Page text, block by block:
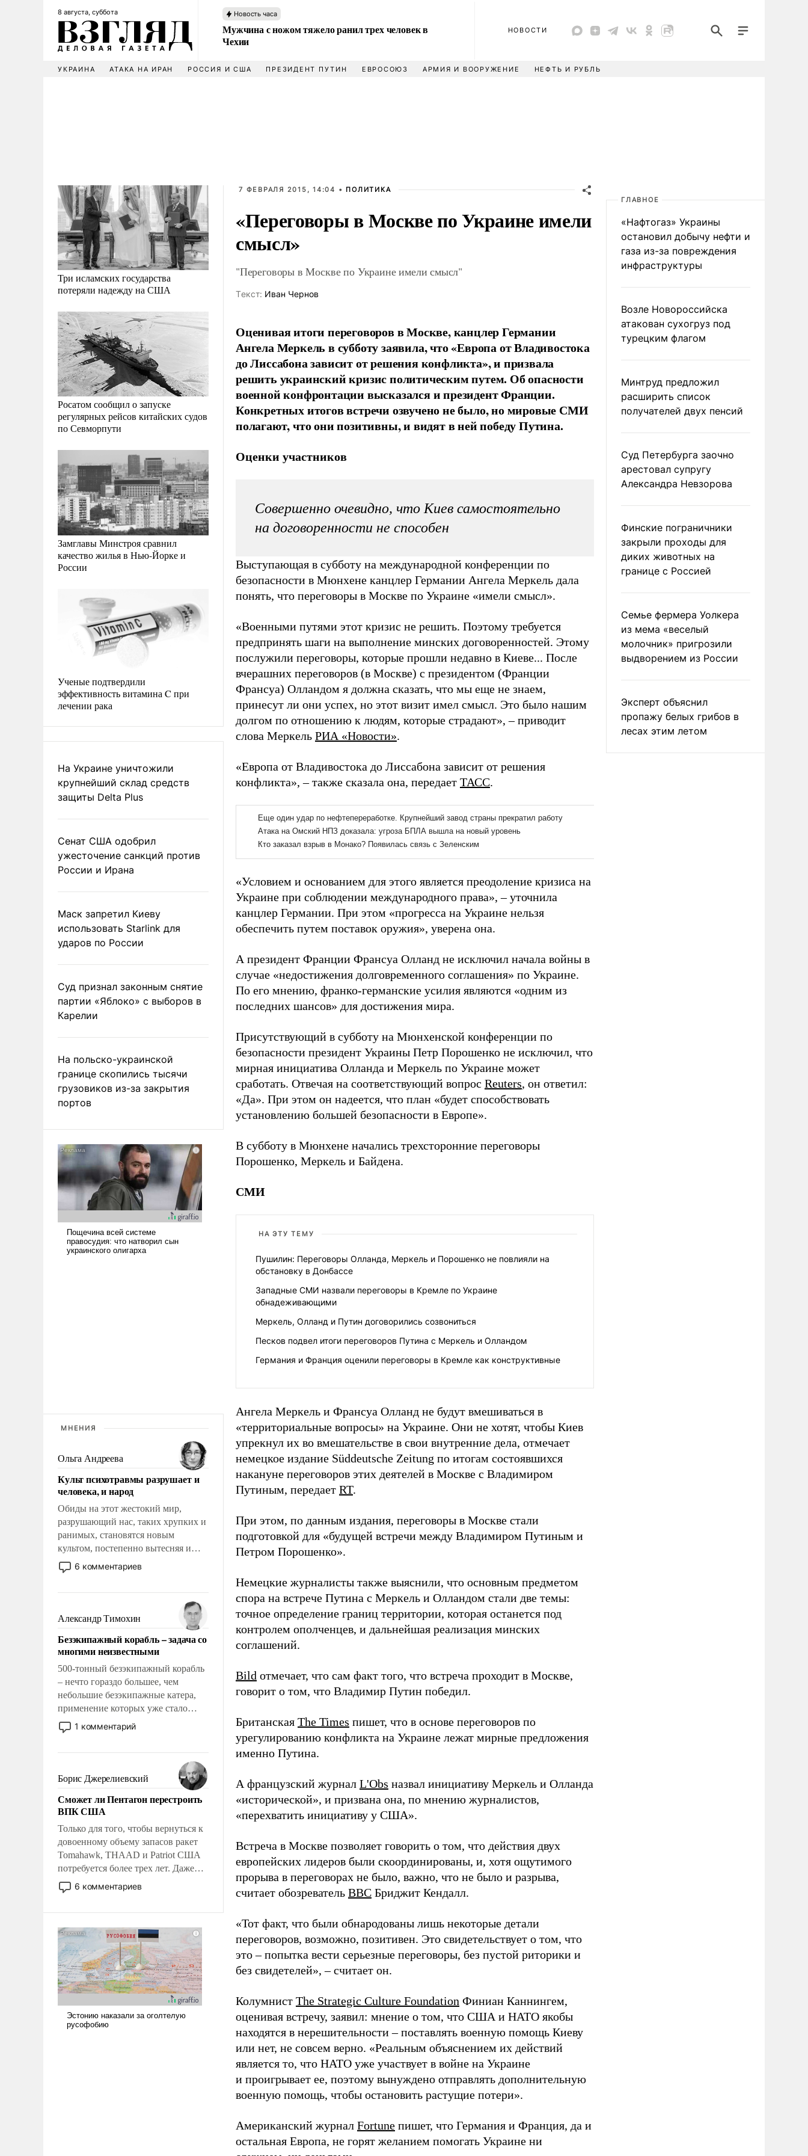
8 августа, суббота Новость часа
Мужчина с ножом тяжело ранил трех человек в
Чехии
НОВОСТИ
УКРАИНА АТАКА НА ИРАН РОССИЯ И США ПРЕЗИДЕНТ ПУТИН ЕВРОСОЮЗ АРМИЯ И ВООРУЖЕНИЕ НЕФТЬ И РУБЛЬ
Три исламских государства
потеряли надежду на США
Росатом сообщил о запуске
регулярных рейсов китайских судов
по Севморпути
Замглавы Минстроя сравнил
качество жилья в Нью-Йорке и
России
Ученые подтвердили
эффективность витамина C при
лечении рака
На Украине уничтожили
крупнейший склад средств
защиты Delta Plus
Сенат США одобрил
ужесточение санкций против
России и Ирана
Маск запретил Киеву
использовать Starlink для
ударов по России
Суд признал законным снятие
партии «Яблоко» с выборов в
Карелии
На польско-украинской
границе скопились тысячи
грузовиков из-за закрытия
портов
МНЕНИЯ
Ольга Андреева
Культ психотравмы разрушает и
человека, и народ
Обиды на этот жестокий мир,
разрушающий нас, таких хрупких и
ранимых, становятся новым
культом, постепенно вытесняя и
отменяя традиционное требование к
человеку – быть мужественным и
на себя ответственность, помогать
слабым, идти вперед и
адаптироваться.
6 комментариев
Александр Тимохин
Безэкипажный корабль – задача со
многими неизвестными
500-тонный безэкипажный корабль
– нечто гораздо большее, чем
небольшие безэкипажные катера,
применение которых уже стало
обыденностью. Задача по созданию
такого корабля очень сложна и
реализация радикально поднимет
наши боевые возможности.
1 комментарий
Борис Джерелиевский
Сможет ли Пентагон перестроить
ВПК США
Только для того, чтобы вернуться к
довоенному объему запасов ракет
Tomahawk, THAAD и Patriot США
потребуется более трех лет. Даже
небольшая война с Ираном
опустошила американские
уязвимости США, например, перед
Китаем.
6 комментариев
7 ФЕВРАЛЯ 2015, 14:04 • ПОЛИТИКА
«Переговоры в Москве по Украине имели
смысл»
"Переговоры в Москве по Украине имели смысл"
Tекст: Иван Чернов
Оценивая итоги переговоров в Москве, канцлер Германии
Ангела Меркель в субботу заявила, что «Европа от Владивостока
до Лиссабона зависит от решения конфликта», и призвала
решить украинский кризис политическим путем. Об опасности
военной конфронтации высказался и президент Франции.
Конкретных итогов встречи озвучено не было, но мировые СМИ
полагают, что они позитивны, и видят в ней победу Путина.
Оценки участников
Совершенно очевидно, что Киев самостоятельно
на договоренности не способен
Выступающая в субботу на международной конференции по
безопасности в Мюнхене канцлер Германии Ангела Меркель дала
понять, что переговоры в Москве по Украине «имели смысл».
«Военными путями этот кризис не решить. Поэтому требуется
предпринять шаги на выполнение минских договоренностей. Этому
послужили переговоры, которые прошли недавно в Киеве... После
вчерашних переговоров (в Москве) с президентом (Франции
Франсуа) Олландом я должна сказать, что мы еще не знаем,
принесут ли они успех, но этот визит имел смысл. Это было нашим
долгом по отношению к людям, которые страдают», – приводит
слова Меркель РИА «Новости».
«Европа от Владивостока до Лиссабона зависит от решения
конфликта», – также сказала она, передает ТАСС.
«Условием и основанием для этого является преодоление кризиса на
Украине при соблюдении международного права», – уточнила
канцлер Германии. При этом «прогресса на Украине нельзя
обеспечить путем поставок оружия», уверена она.
А президент Франции Франсуа Олланд не исключил начала войны в
случае «недостижения долговременного соглашения» по Украине.
По его мнению, франко-германские усилия являются «одним из
последних шансов» для достижения мира.
Присутствующий в субботу на Мюнхенской конференции по
безопасности президент Украины Петр Порошенко не исключил, что
мирная инициатива Олланда и Меркель по Украине может
сработать. Отвечая на соответствующий вопрос Reuters, он ответил:
«Да». При этом он надеется, что план «будет способствовать
установлению большей безопасности в Европе».
В субботу в Мюнхене начались трехсторонние переговоры
Порошенко, Меркель и Байдена.
СМИ
НА ЭТУ ТЕМУ
Пушилин: Переговоры Олланда, Меркель и Порошенко не повлияли на
обстановку в Донбассе
Западные СМИ назвали переговоры в Кремле по Украине
обнадеживающими
Меркель, Олланд и Путин договорились созвониться
Песков подвел итоги переговоров Путина с Меркель и Олландом
Германия и Франция оценили переговоры в Кремле как конструктивные
Ангела Меркель и Франсуа Олланд не будут вмешиваться в
«территориальные вопросы» на Украине. Они не хотят, чтобы Киев
упрекнул их во вмешательстве в свои внутренние дела, отмечает
немецкое издание Süddeutsche Zeitung по итогам состоявшихся
накануне переговоров этих деятелей в Москве с Владимиром
Путиным, передает RT.
При этом, по данным издания, переговоры в Москве стали
подготовкой для «будущей встречи между Владимиром Путиным и
Петром Порошенко».
Немецкие журналисты также выяснили, что основным предметом
спора на встрече Путина с Меркель и Олландом стали две темы:
точное определение границ территории, которая останется под
контролем ополченцев, и дальнейшая реализация минских
соглашений.
Bild отмечает, что сам факт того, что встреча проходит в Москве,
говорит о том, что Владимир Путин победил.
Британская The Times пишет, что в основе переговоров по
урегулированию конфликта на Украине лежат мирные предложения
именно Путина.
А французский журнал L'Obs назвал инициативу Меркель и Олланда
«исторической», и призвана она, по мнению журналистов,
«перехватить инициативу у США».
Встреча в Москве позволяет говорить о том, что действия двух
европейских лидеров были скоординированы, и, хотя ощутимого
прорыва в переговорах не было, важно, что не было и разрыва,
считает обозреватель ВВС Бриджит Кендалл.
«Тот факт, что были обнародованы лишь некоторые детали
переговоров, возможно, позитивен. Это свидетельствует о том, что
это – попытка вести серьезные переговоры, без пустой риторики и
без свидетелей», – считает он.
Колумнист The Strategic Culture Foundation Финиан Каннингем,
оценивая встречу, заявил: мнение о том, что США и НАТО якобы
находятся в нерешительности – поставлять военную помощь Киеву
или нет, не совсем верно. «Реальным объяснением их действий
является то, что НАТО уже участвует в войне на Украине
и проигрывает ее, поэтому вынуждено отправлять дополнительную
военную помощь, чтобы остановить растущие потери».
Американский журнал Fortune пишет, что Германия и Франция, да и
остальная Европа, не горят желанием помогать Украине ни
ГЛАВНОЕ
«Нафтогаз» Украины
остановил добычу нефти и
газа из-за повреждения
инфраструктуры
Возле Новороссийска
атакован сухогруз под
турецким флагом
Минтруд предложил
расширить список
получателей двух пенсий
Суд Петербурга заочно
арестовал супругу
Александра Невзорова
Финские пограничники
закрыли проходы для
диких животных на
границе с Россией
Семье фермера Уолкера
из мема «веселый
молочник» пригрозили
выдворением из России
Эксперт объяснил
пропажу белых грибов в
лесах этим летом